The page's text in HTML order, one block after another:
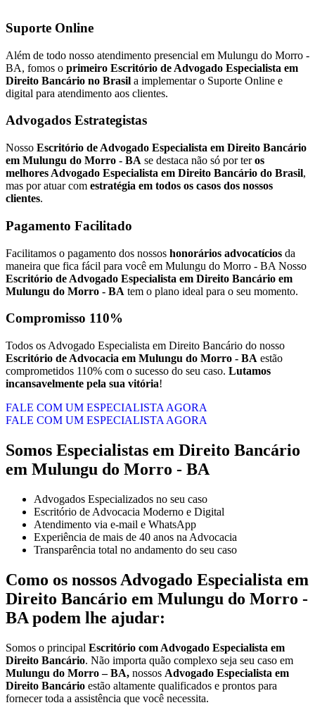
Suporte Online
Além de todo nosso atendimento presencial em Mulungu do Morro -
BA, fomos o primeiro Escritório de Advogado Especialista em
Direito Bancário no Brasil a implementar o Suporte Online e
digital para atendimento aos clientes.
Advogados Estrategistas
Nosso Escritório de Advogado Especialista em Direito Bancário
em Mulungu do Morro - BA se destaca não só por teros
melhores Advogado Especialista em Direito Bancário do Brasil,
mas por atuar com estratégia em todos os casos dos nossos
clientes.
Pagamento Facilitado
Facilitamos o pagamento dos nossos honorários advocatícios da
maneira que fica fácil para você em Mulungu do Morro - BA Nosso
Escritório de Advogado Especialista em Direito Bancário em
Mulungu do Morro - BA tem o plano ideal para o seu momento.
Compromisso 110%
Todos os Advogado Especialista em Direito Bancário do nosso
Escritório de Advocacia em Mulungu do Morro - BA estão
comprometidos 110% com o sucesso do seu caso. Lutamos
incansavelmente pela sua vitória!
FALE COM UM ESPECIALISTA AGORA
FALE COM UM ESPECIALISTA AGORA
Somos Especialistas em Direito Bancário
em Mulungu do Morro - BA
Advogados Especializados no seu caso
Escritório de Advocacia Moderno e Digital
Atendimento via e-mail e WhatsApp
Experiência de mais de 40 anos na Advocacia
Transparência total no andamento do seu caso
Como os nossos Advogado Especialista em
Direito Bancário em Mulungu do Morro -
BA podem lhe ajudar:
Somos o principal Escritório com Advogado Especialista em
Direito Bancário. Não importa quão complexo seja seu caso em
Mulungu do Morro – BA, nossos Advogado Especialista em
Direito Bancário estão altamente qualificados e prontos para
fornecer toda a assistência que você necessita.